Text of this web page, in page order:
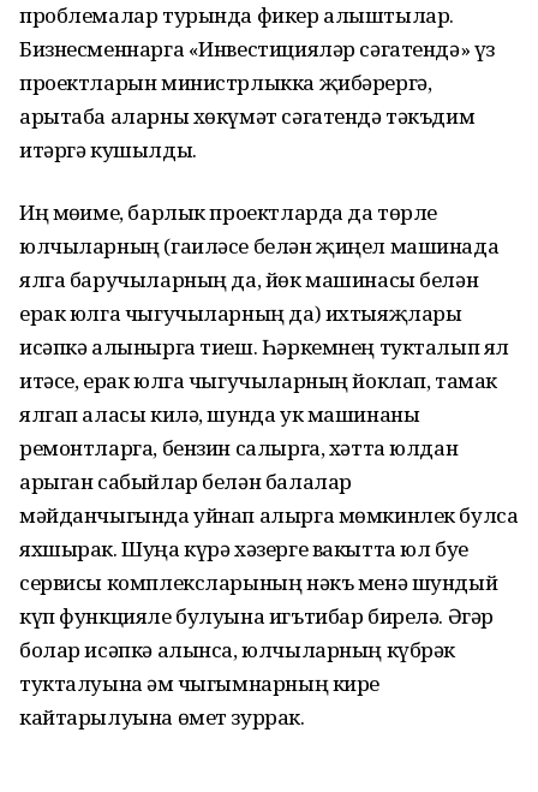
проблемалар турында фикер алыштылар.
Бизнесменнарга «Инвестицияләр сәгатендә» үз
проектларын министрлыкка җибәрергә,
арытаба аларны хөкүмәт сәгатендә тәкъдим
итәргә кушылды.
Иң мөһиме, барлык проектларда да төрле
юлчыларның (гаиләсе белән җиңел машинада
ялга баручыларның да, йөк машинасы белән
ерак юлга чыгучыларның да) ихтыяҗлары
исәпкә алынырга тиеш. Һәркемнең тукталып ял
итәсе, ерак юлга чыгучыларның йоклап, тамак
ялгап аласы килә, шунда ук машинаны
ремонтларга, бензин салырга, хәтта юлдан
арыган сабыйлар белән балалар
мәйданчыгында уйнап алырга мөмкинлек булса
яхшырак. Шуңа күрә хәзерге вакытта юл буе
сервисы комплексларының нәкъ менә шундый
күп функцияле булуына игътибар бирелә. Әгәр
болар исәпкә алынса, юлчыларның күбрәк
тукталуына һәм чыгымнарның кире
кайтарылуына өмет зуррак.